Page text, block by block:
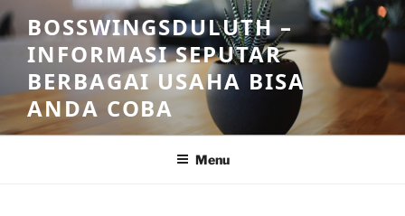
Skip
to
content
BOSSWINGSDULUTH –
INFORMASI SEPUTAR
BERBAGAI USAHA BISA
ANDA COBA
Menu